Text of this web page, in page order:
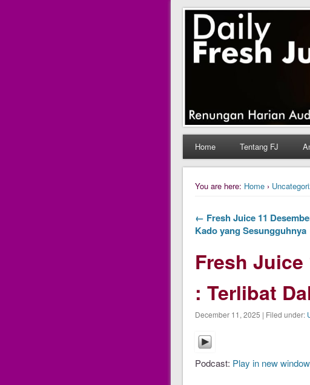
Daily Fresh
Daily Fresh Juice Renungan
Home Tentang FJ
You are here: Home›
← Fresh Juice 11
Kado yang Sesungguhnya
Fresh Juice
: Terlibat
December 11, 2025 | Filed under:
Podcast: Play in new window